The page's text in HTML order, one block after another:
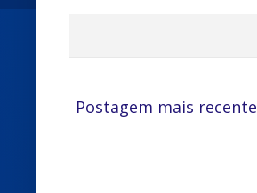
Postagem mais recente